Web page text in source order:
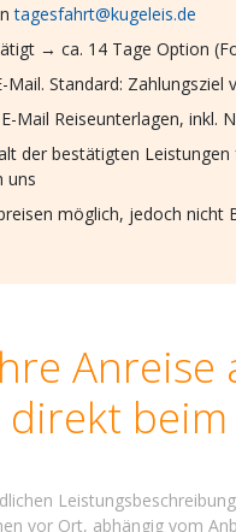
tagesfahrt@kugeleis.de
→ ca. 14 Tage Option
Standard:
Mail Reiseunterlagen,
der bestätigten
uns
möglich, jedoch nicht
vor Ort, abhängig vom